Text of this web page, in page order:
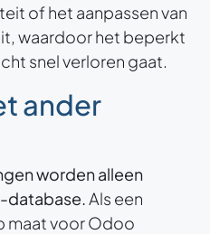
of het aanpassen van
waardoor het beperkt
snel verloren gaat.
ander
worden alleen
Als een
maat voor Odoo